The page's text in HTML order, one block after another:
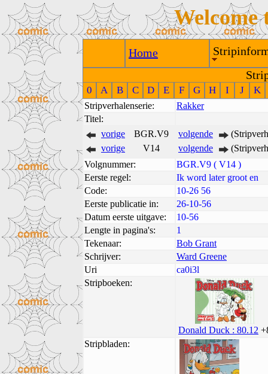
Welcome
Home
0 A B C D E F G H I J K
Stripverhalenserie:
Rakker
Titel:
vorige
BGR.V9 volgende
vorige
V14 volgende
Volgnummer:
BGR.V9 ( V14 )
Eerste regel:
Ik word later groot en
Code:
10-26 56
Eerste publicatie in:
26-10-56
Datum eerste uitgave:
10-56
Lengte in pagina's:
1
Tekenaar:
Bob Grant
Schrijver:
Ward Greene
Uri
ca0i3l
Stripboeken:
Donald Duck : 80.12
Stripbladen: